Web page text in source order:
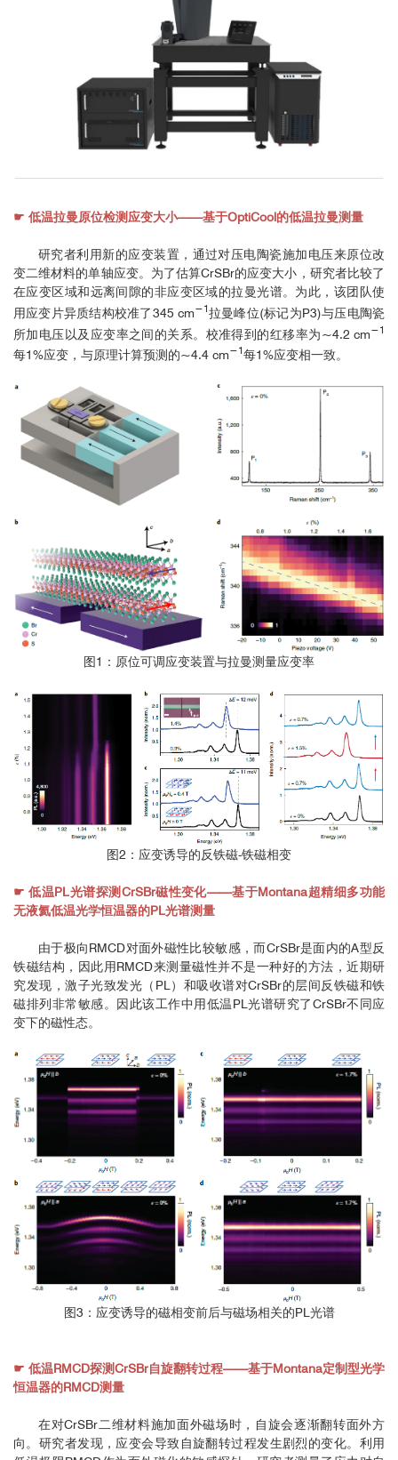
☛ 低温拉曼原位检测应变大小——基于OptiCool的低温拉曼测量
研究者利用新的应变装置，通过对压电陶瓷施加电压来原位改
变二维材料的单轴应变。为了估算CrSBr的应变大小，研究者比较了
在应变区域和远离间隙的非应变区域的拉曼光谱。为此，该团队使
用应变片异质结构校准了345 cm−1拉曼峰位(标记为P3)与压电陶瓷
所加电压以及应变率之间的关系。校准得到的红移率为~4.2 cm−1
每1%应变，与原理计算预测的~4.4 cm−1每1%应变相一致。
图1：原位可调应变装置与拉曼测量应变率
图2：应变诱导的反铁磁-铁磁相变
☛ 低温PL光谱探测CrSBr磁性变化——基于Montana超精细多功能
无液氦低温光学恒温器的PL光谱测量
由于极向RMCD对面外磁性比较敏感，而CrSBr是面内的A型反
铁磁结构，因此用RMCD来测量磁性并不是一种好的方法，近期研
究发现，激子光致发光（PL）和吸收谱对CrSBr的层间反铁磁和铁
磁排列非常敏感。因此该工作中用低温PL光谱研究了CrSBr不同应
变下的磁性态。
图3：应变诱导的磁相变前后与磁场相关的PL光谱
☛ 低温RMCD探测CrSBr自旋翻转过程——基于Montana定制型光学
恒温器的RMCD测量
在对CrSBr二维材料施加面外磁场时，自旋会逐渐翻转面外方
向。研究者发现，应变会导致自旋翻转过程发生剧烈的变化。利用